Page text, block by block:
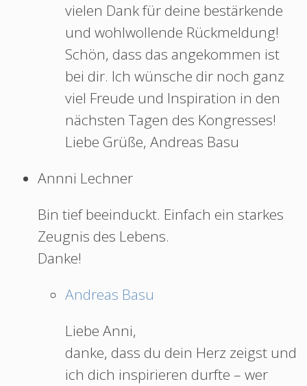
vielen Dank für deine bestärkende
und wohlwollende Rückmeldung!
Schön, dass das angekommen ist
bei dir. Ich wünsche dir noch ganz
viel Freude und Inspiration in den
nächsten Tagen des Kongresses!
Liebe Grüße, Andreas Basu
Annni Lechner
Bin tief beeinduckt. Einfach ein starkes
Zeugnis des Lebens.
Danke!
Andreas Basu
Liebe Anni,
danke, dass du dein Herz zeigst und
ich dich inspirieren durfte – wer